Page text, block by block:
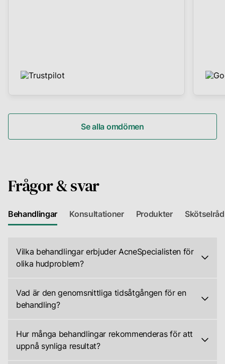
Se alla omdömen
Frågor & svar
Behandlingar Konsultationer Produkter
Vilka behandlingar erbjuder AcneSpecialisten för
olika hudproblem?
AcneSpecialisten
erbjuder
brett
utbud
Vad är den genomsnittliga tidsåtgången för en
behandling?
typisk
behandling
hos
Hur många behandlingar rekommenderas för att
uppnå synliga resultat?